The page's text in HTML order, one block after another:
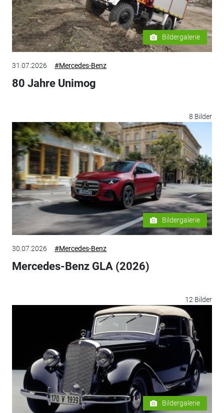
Bildergalerie
31.07.2026 #Mercedes-Benz
80 Jahre Unimog
8 Bilder
Bildergalerie
30.07.2026 #Mercedes-Benz
Mercedes-Benz GLA (2026)
12 Bilder
Bildergalerie